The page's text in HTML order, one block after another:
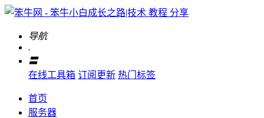
导航
.
〓
在线工具箱 订阅更新 热门标签
首页
服务器